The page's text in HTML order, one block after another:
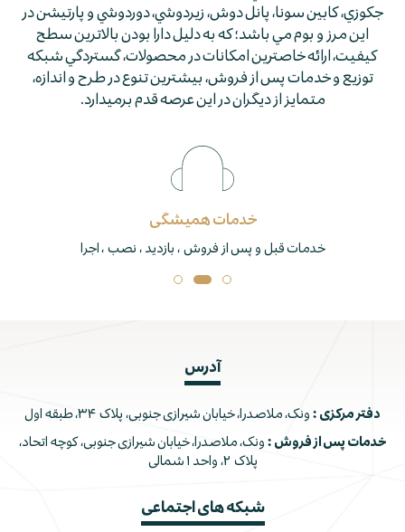
جكوزي، كابين سونا، پانل دوش، زيردوشي، دوردوشي و پارتيشن در
اين مرز و بوم مي باشد؛ كه به دليل دارا بودن بالاترين سطح
كيفيت، ارائه خاصترين امكانات در محصولات، گستردگي شبكه
توزيع و خدمات پس از فروش، بيشترين تنوع در طرح و اندازه،
متمايز از ديگران در اين عرصه قدم برمي­دارد.
خدمات همیشگی
خدمات قبل و پس از فروش ، بازدید ، نصب ، اجرا
آدرس
دفتر مرکزی : ونک، ملاصدرا، خیابان شیرازی جنوبی، پلاک ۳۴، طبقه اول
خدمات پس از فروش : ونک، ملاصدرا، خیابان شیرازی جنوبی، کوچه اتحاد،
پلاک ۲، واحد ۱ شمالی
شبکه های اجتماعی